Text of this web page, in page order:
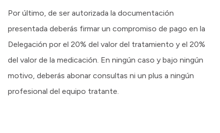
Por último, de ser autorizada la documentación
presentada deberás firmar un compromiso de pago en la
Delegación por el 20% del valor del tratamiento y el 20%
del valor de la medicación. En ningún caso y bajo ningún
motivo, deberás abonar consultas ni un plus a ningún
profesional del equipo tratante.